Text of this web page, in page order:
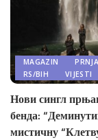
MAGAZIN
RS/BIH
VIJESTI
Нови сингл
бенда:
мистичну